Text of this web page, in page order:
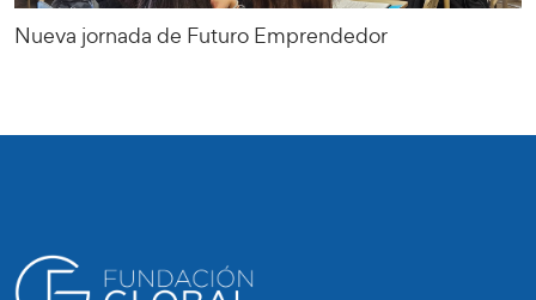
Nueva jornada de Futuro Emprendedor